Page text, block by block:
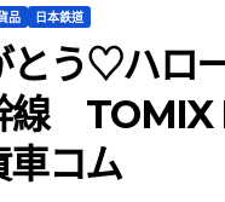
品 日本鉄道
とう♡ハロ
線 TOMIX
車コム